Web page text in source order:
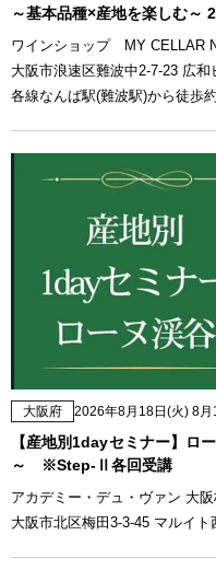
～基本品種×産地を楽しむ～
ワインショップ MY CELLAR
大阪市浪速区難波中2-7-23 広和
各線なんば駅(難波駅)から徒歩
大阪府 2026年8月18日(火) 8月
【産地別1dayセミナー】
～ ※Step-Ⅱ各回受講
アカデミー・デュ・ヴァン 大阪
大阪市北区梅田3-3-45 マルイト